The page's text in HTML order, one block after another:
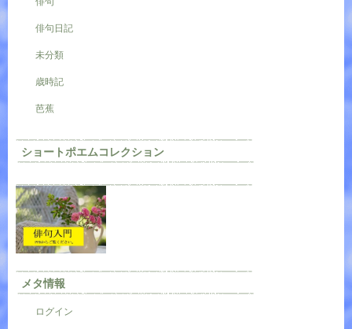
俳句日記
未分類
歳時記
芭蕉
ショートポエムコレクション
メタ情報
ログイン